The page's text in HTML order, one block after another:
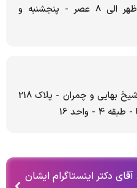
شنبه تا چهارشنبه 4 ظهر الی 8 عصر - پنجشنبه و
خیابان ملاصدرا - بین شیخ بهایی و چمران - پلاک 218
- واحد 16
دکتر اینستاگرام ایشان